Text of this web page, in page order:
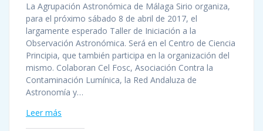
La Agrupación Astronómica de Málaga Sirio organiza,
para el próximo sábado 8 de abril de 2017, el
largamente esperado Taller de Iniciación a la
Observación Astronómica. Será en el Centro de Ciencia
Principia, que también participa en la organización del
mismo. Colaboran Cel Fosc, Asociación Contra la
Contaminación Lumínica, la Red Andaluza de
Astronomía y…
Leer más